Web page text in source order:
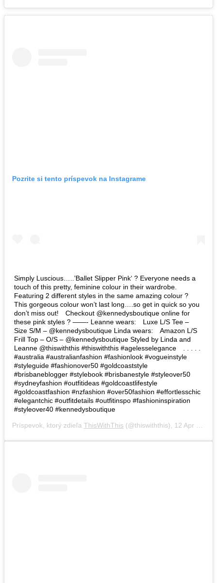
Pozrite si tento príspevok na Instagrame
Simply Luscious…..’Ballet Slipper Pink‘ ? Everyone needs a
touch of this pretty, feminine colour in their wardrobe. ⠀
Featuring 2 different styles in the same amazing colour ?
This gorgeous colour won’t last long….so get in quick so you
don’t miss out!⠀ Checkout @kennedysboutique online for
these pink styles ? ——- Leanne wears:⠀ Luxe L/S Tee –
Size S/M – @kennedysboutique Linda wears:⠀ Amazon L/S
Frill Top – O/S – @kennedysboutique Styled by Linda and
Leanne @thiswiththis #thiswiththis #agelesselegance⠀ . . . . .
#australia #australianfashion #fashionlook #vogueinstyle
#styleguide #fashionover50 #goldcoaststyle
#brisbaneblogger #stylebook #brisbanestyle #styleover50
#sydneyfashion #outfitideas #goldcoastlifestyle
#goldcoastfashion #nzfashion #over50fashion #effortlesschic
#elegantchic #outfitdetails #outfitinspo #fashioninspiration
#styleover40 #kennedysboutique
Príspevok, ktorý zdieľa ThisWithThis (@thiswiththis), 12 Apr 2019 o 12:16 PDT